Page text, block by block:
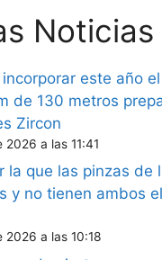
Noticias
incorporar este año
de 130 metros
Zircon
a las 11:41
la que las pinzas de
y no tienen ambos
2026 a las 10:18